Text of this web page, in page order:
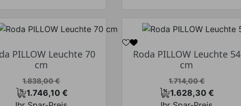
PILLOW Leuchte 70
cm
Verkaufspreis
1.838,00 €
Preis
1.746,10 €
Roda PILLOW Leuchte 54
cm
Verkaufspreis
1.714,00 €
Preis
1.628,30 €